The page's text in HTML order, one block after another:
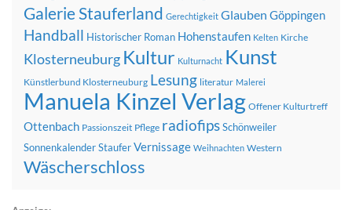
Galerie Stauferland Gerechtigkeit Glauben Göppingen
Handball Historischer Roman Hohenstaufen Kelten Kirche
Klosterneuburg Kultur Kulturnacht Kunst
Künstlerbund Klosterneuburg Lesung literatur Malerei
Manuela Kinzel Verlag Offener Kulturtreff
Ottenbach Passionszeit Pflege radiofipsSchönweiler
SonnenkalenderStauferVernissage Weihnachten Western
Wäscherschloss